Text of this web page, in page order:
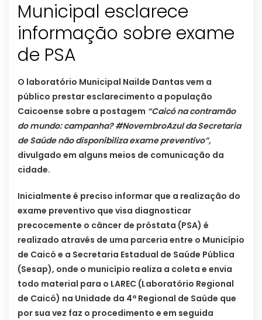
Municipal esclarece
informação sobre exame
de PSA
O laboratório Municipal Nailde Dantas vem a
público prestar esclarecimento a população
Caicoense sobre a postagem “Caicó na contramão
do mundo: campanha? #NovembroAzul da Secretaria
de Saúde não disponibiliza exame preventivo”,
divulgado em alguns meios de comunicação da
cidade.
Inicialmente é preciso informar que a realização do
exame preventivo que visa diagnosticar
precocemente o câncer de próstata (PSA) é
realizado através de uma parceria entre o Município
de Caicó e a Secretaria Estadual de Saúde Pública
(Sesap), onde o município realiza a coleta e envia
todo material para o LAREC (Laboratório Regional
de Caicó) na Unidade da 4ª Regional de Saúde que
por sua vez faz o procedimento e em seguida